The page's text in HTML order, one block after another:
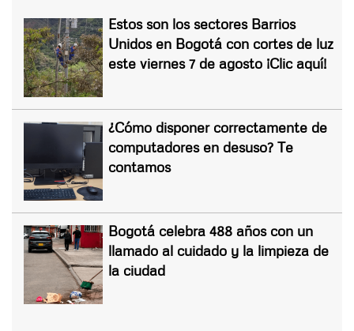
Estos son los sectores Barrios
Unidos en Bogotá con cortes de luz
este viernes 7 de agosto ¡Clic aquí!
¿Cómo disponer correctamente de
computadores en desuso? Te
contamos
Bogotá celebra 488 años con un
llamado al cuidado y la limpieza de
la ciudad